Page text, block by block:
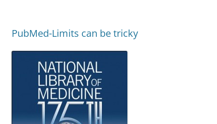
PubMed-Limits can be tricky